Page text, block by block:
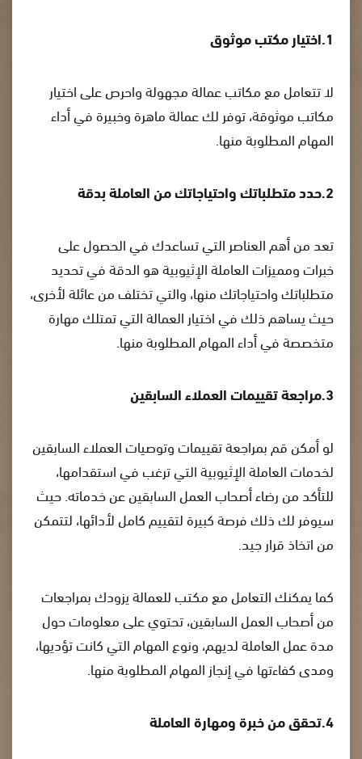
1.اختيار مكتب موثوق
لا تتعامل مع مكاتب عمالة مجهولة واحرص على اختيار
مكاتب موثوقة، توفر لك عمالة ماهرة وخبيرة في أداء
المهام المطلوبة منها.
2.حدد متطلباتك واحتياجاتك من العاملة بدقة
تعد من أهم العناصر التي تساعدك في الحصول على
خبرات ومميزات العاملة الإثيوبية هو الدقة في تحديد
متطلباتك واحتياجاتك منها، والتي تختلف من عائلة لأخرى،
حيث يساهم ذلك في اختيار العمالة التي تمتلك مهارة
متخصصة في أداء المهام المطلوبة منها.
3.مراجعة تقييمات العملاء السابقين
لو أمكن قم بمراجعة تقييمات وتوصيات العملاء السابقين
لخدمات العاملة الإثيوبية التي ترغب في استقدامها،
للتأكد من رضاء أصحاب العمل السابقين عن خدماته. حيث
سيوفر لك ذلك فرصة كبيرة لتقييم كامل لأدائها، لتتمكن
من اتخاذ قرار جيد.
كما يمكنك التعامل مع مكتب للعمالة يزودك بمراجعات
من أصحاب العمل السابقين، تحتوي على معلومات حول
مدة عمل العاملة لديهم، ونوع المهام التي كانت تؤديها،
ومدى كفاءتها في إنجاز المهام المطلوبة منها.
4.تحقق من خبرة ومهارة العاملة